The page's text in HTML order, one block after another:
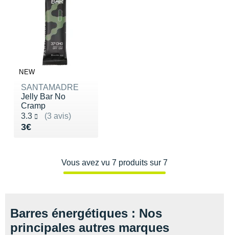
NEW
SANTAMADRE
Jelly Bar No
Cramp
3.3
(3 avis)
Noté 3.3 sur 5
3€
Vendu 3€
Vous avez vu 7 produits sur 7
Barres énergétiques : Nos
principales autres marques
PAR MARQUES
DÉSTOCKAGE
+ Voir tous les
NNormal
On-Running
Orca
OVERSTIMS
Puma
Raidlight